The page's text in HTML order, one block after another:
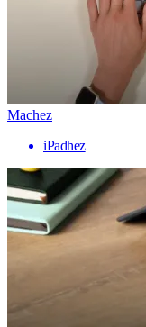
Machez
iPadhez